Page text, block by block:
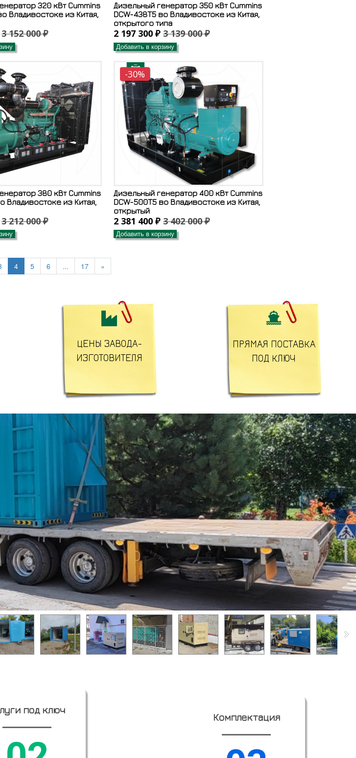
320 кВт Cummins
Владивостоке из Китая,
3 152 000 ₽
Дизельный генератор 350 кВт Cummins
DCW-438T5 во Владивостоке из Китая,
открытого типа
2 197 300 ₽ 3 139 000 ₽
Добавить в корзину
380 кВт Cummins
Владивостоке из Китая,
3 212 000 ₽
-30%
Дизельный генератор 400 кВт Cummins
DCW-500T5 во Владивостоке из Китая,
открытый
2 381 400 ₽ 3 402 000 ₽
Добавить в корзину
4 5 6 ... 17 »

ЦЕНЫ ЗАВОДА-
ИЗГОТОВИТЕЛЯ

ПРЯМАЯ ПОСТАВКА
ПОД КЛЮЧ
под ключ
Комплектация